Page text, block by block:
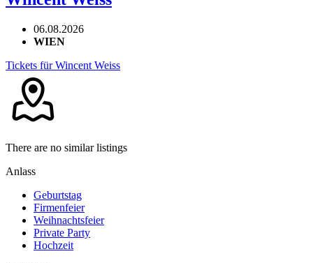
06.08.2026
WIEN
Tickets für Wincent Weiss
There are no similar listings
Anlass
Geburtstag
Firmenfeier
Weihnachtsfeier
Private Party
Hochzeit